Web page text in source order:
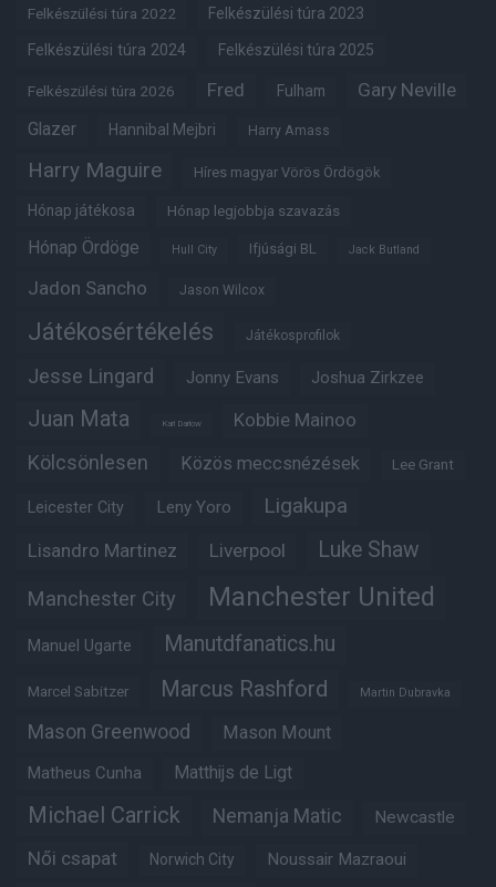
Felkészülési túra 2022 Felkészülési túra 2023
Felkészülési túra 2024 Felkészülési túra 2025
Felkészülési túra 2026 Fred Fulham Gary Neville
Glazer Hannibal Mejbri Harry Amass
Harry Maguire Híres magyar Vörös Ördögök
Hónap játékosa Hónap legjobbja szavazás
Hónap Ördöge Hull City Ifjúsági BL Jack Butland
Jadon Sancho Jason Wilcox
Játékosértékelés Játékosprofilok
Jesse Lingard Jonny Evans Joshua Zirkzee
Juan Mata Karl Darlow Kobbie Mainoo
Kölcsönlesen Közös meccsnézések Lee Grant
Leicester City Leny Yoro Ligakupa
Lisandro Martinez Liverpool Luke Shaw
Manchester City Manchester United
Manuel Ugarte Manutdfanatics.hu
Marcel Sabitzer Marcus Rashford Martin Dubravka
Mason Greenwood Mason Mount
Matheus Cunha Matthijs de Ligt
Michael Carrick Nemanja Matic Newcastle
Női csapat Norwich City Noussair Mazraoui